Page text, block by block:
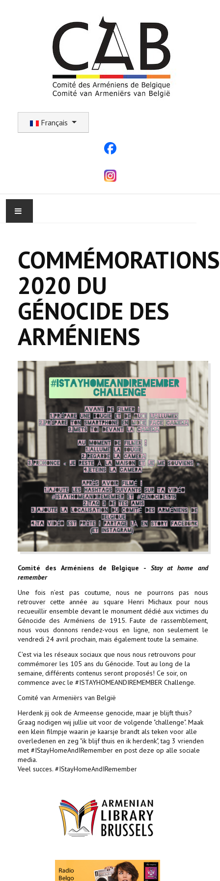
Français
ACTUALITÉ
COMMUNAUTÉ
EVÉNEMENTS
🔔 ELECTIONS 2026 🗳️
LE CENTRE
CONTACT
COMMÉMORATIONS
2020 DU
GÉNOCIDE DES
ARMÉNIENS
Comité des Arméniens de Belgique - Stay at home and
remember
Une fois n’est pas coutume, nous ne pourrons pas nous
retrouver cette année au square Henri Michaux pour nous
recueuillir ensemble devant le monument dédié aux victimes du
Génocide des Arméniens de 1915. Faute de rassemblement,
nous vous donnons rendez-vous en ligne, non seulement le
vendredi 24 avril prochain, mais également toute la semaine.
C'est via les réseaux sociaux que nous nous retrouvons pour
commémorer les 105 ans du Génocide. Tout au long de la
semaine, différents contenus seront proposés! Ce soir, on
commence avec le #ISTAYHOMEANDIREMEMBER Challenge.
Comité van Armeniërs van België
Herdenk jij ook de Armeense genocide, maar je blijft thuis?
Graag nodigen wij jullie uit voor de volgende "challenge". Maak
een klein filmpje waarin je kaarsje brandt als teken voor alle
overledenen en zeg "ik blijf thuis en ik herdenk", tag 3 vrienden
met #IStayHomeAndIRemember en post deze op alle sociale
media.
Veel succes. #IStayHomeAndIRemember